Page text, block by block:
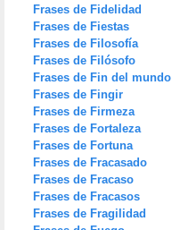
Frases de Fidelidad
Frases de Fiestas
Frases de Filosofía
Frases de Filósofo
Frases de Fin del mundo
Frases de Fingir
Frases de Firmeza
Frases de Fortaleza
Frases de Fortuna
Frases de Fracasado
Frases de Fracaso
Frases de Fracasos
Frases de Fragilidad